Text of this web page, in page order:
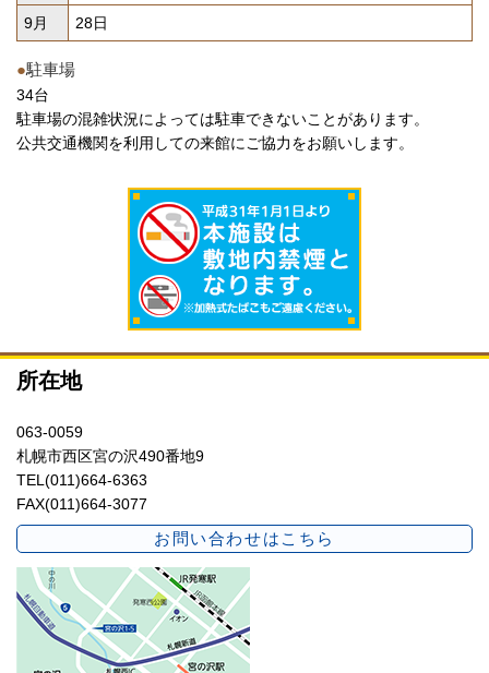
9月 28日
●駐車場
34台
駐車場の混雑状況によっては駐車できないことがあります。
公共交通機関を利用しての来館にご協力をお願いします。
所在地
063-0059
札幌市西区宮の沢490番地9
TEL(011)664-6363
FAX(011)664-3077
お問い合わせはこちら